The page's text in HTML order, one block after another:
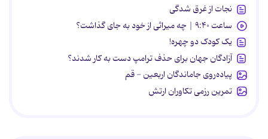
نجات از غرق شدگی
ساعت ۹:۴۰ | چه میراثی از خود به جای گذاشت؟
یک کودک دو چهره!
آزادگان جهان برای حذف ترامپ دست به کار شدند؟
پیاده‌روی جاماندگان اربعین - قم
تمرین رزمی تکاوران ارتش